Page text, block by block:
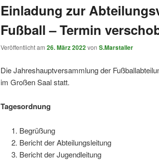
Einladung zur
Fußball – Termin
Veröffentlicht am 26. März 2022von S.Marstaller
Die Jahreshauptversammlung der
im Großen Saal statt.
Tagesordnung
Begrüßung
Bericht der Abteilungsleitung
Bericht der Jugendleitung